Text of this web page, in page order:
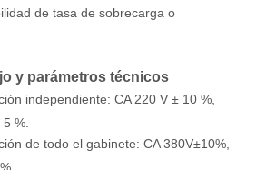
de tasa de sobrecarga o
y parámetros técnicos
independiente: CA 220 V ± 10 %,
%.
de todo el gabinete: CA 380V±10%,